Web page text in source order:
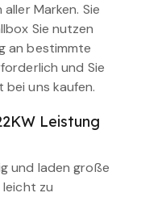
Marken. Sie
Sie nutzen
an bestimmte
und Sie
bei uns kaufen.
Leistung
und laden große
leicht zu